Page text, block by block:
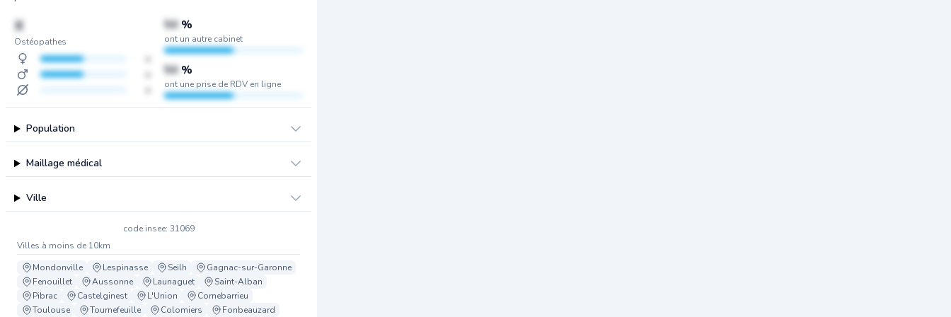
X
Ostéopathes
50 %
ont un autre cabinet
50 %
ont une prise de RDV en ligne
Population
Maillage médical
Ville
code insee: 31069
Villes à moins de 10km
Mondonville
Lespinasse Seilh
Gagnac-sur-Garonne
Fenouillet
Aussonne Launaguet
Saint-Alban
Pibrac
Castelginest L'Union
Cornebarrieu
Toulouse
Tournefeuille Colomiers Fonbeauzard